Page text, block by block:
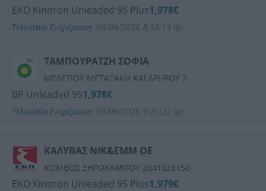
ΑΙΓΑΙΟ (AEGEAN)
ΕΚΟ Kinitron Unleaded 95 Plus1,978€
Τελευταία Ενημέρωση: 08/08/2026 8:58:13 πμ
ΤΑΜΠΟΥΡΑΤΖΗ ΣΟΦΙΑ
ΜΕΛΕΤΙΟΥ ΜΕΤΑΞΑΚΗ ΚΑΙ ΔΡΗΡΟΥ 2
BP Unleaded 951,978€
Τελευταία Ενημέρωση: 08/08/2026 9:25:22 πμ
ΚΑΛΥΒΑΣ ΝΙΚ&ΕΜΜ ΟΕ
ΚΟΜΒΟΣ ΞΗΡΟΚΑΜΠΟΥ 2841028150
ΕΚΟ Kinitron Unleaded 95 Plus1,979€